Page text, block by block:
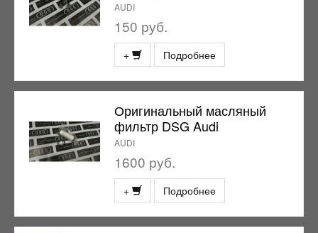
AUDI
150 руб.
+ Подробнее
Оригинальный масляный
фильтр DSG Audi
AUDI
1600 руб.
+ Подробнее